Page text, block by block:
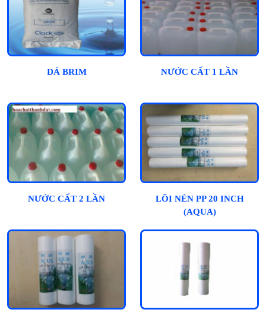
ĐÁ BRIM NƯỚC CẤT 1 LẦN
NƯỚC CẤT 2 LẦN
LÕI NÉN PP 20 INCH
(AQUA)